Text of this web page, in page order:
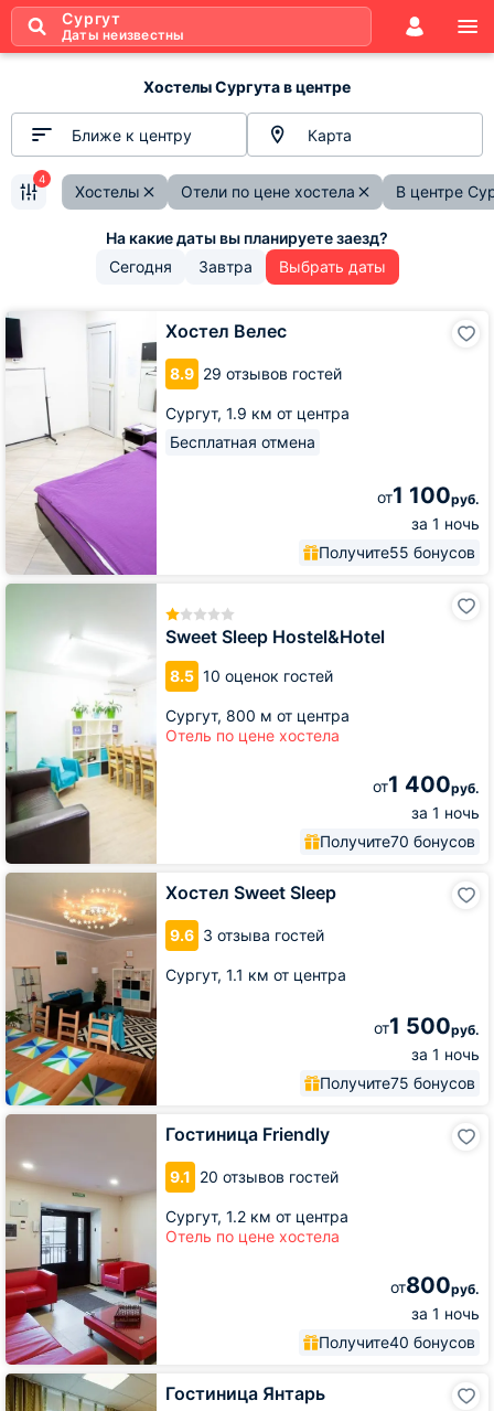
Сургут
Даты неизвестны
Хостелы Сургута в центре
Ближе к центру Карта
Хостелы Отели по цене хостела В центре
4
Сегодня Завтра Выбрать даты
Хостел Велес
8.9 29 отзывов гостей
Сургут, 1.9 км от центра
Бесплатная отмена
от1 100руб.
за 1 ночь
Получите55 бонусов
Хостел
Велес
Sweet Sleep Hostel&Hotel
8.5 10 оценок гостей
Сургут, 800 м от центра
Отель по цене хостела
от1 400руб.
за 1 ночь
Получите70 бонусов
Sweet
Hostel&Hotel
Хостел Sweet Sleep
9.6 3 отзыва гостей
Сургут, 1.1 км от центра
от1 500руб.
за 1 ночь
Получите75 бонусов
Хостел
Sleep
Гостиница Friendly
9.1 20 отзывов гостей
Сургут, 1.2 км от центра
Отель по цене хостела
от800руб.
за 1 ночь
Получите40 бонусов
Гостиница
Гостиница Янтарь
Гостиница
Янтарь